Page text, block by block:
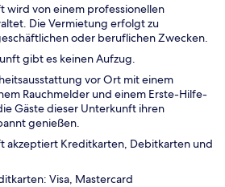
wird von einem professionellen
Die Vermietung erfolgt zu
oder beruflichen Zwecken.
gibt es keinen Aufzug.
vor Ort mit einem
Rauchmelder und einem Erste-Hilfe-
Gäste dieser Unterkunft ihren
genießen.
akzeptiert Kreditkarten, Debitkarten und
Visa, Mastercard